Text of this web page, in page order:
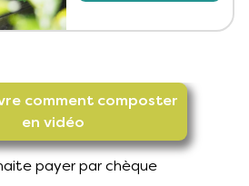
comment composter
en vidéo
payer par chèque